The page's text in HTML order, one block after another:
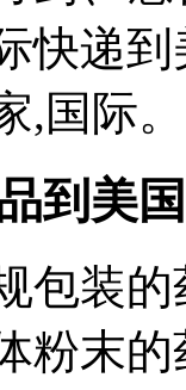
快递
,国际。
到美
包装
粉末